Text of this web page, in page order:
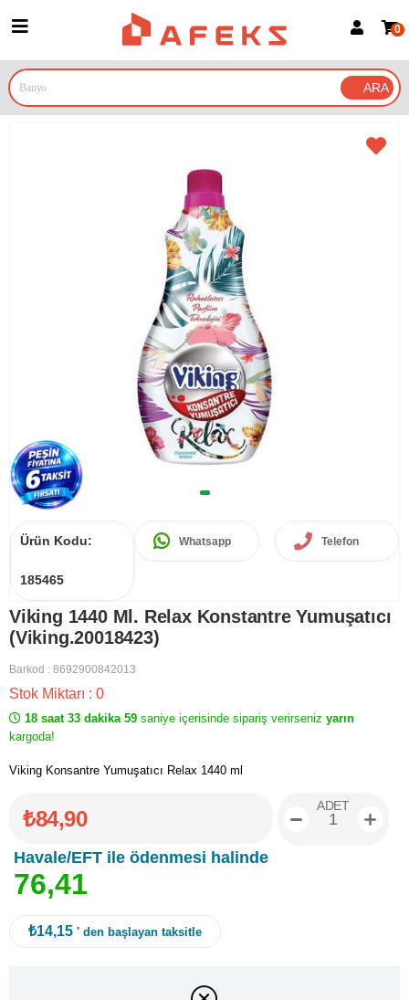
Google İle Bağlan
0
Ürün Kodu:
185465
Whatsapp Telefon
Viking 1440 Ml. Relax Konstantre Yumuşatıcı
(Viking.20018423)
Barkod : 8692900842013
Stok Miktarı : 0
18 saat 33 dakika 59 saniye içerisinde sipariş verirseniz yarın
kargoda!
Viking Konsantre Yumuşatıcı Relax 1440 ml
₺84,90
Havale/EFT ile ödenmesi halinde
76,41
ADET
₺14,15 ' den başlayan taksitle